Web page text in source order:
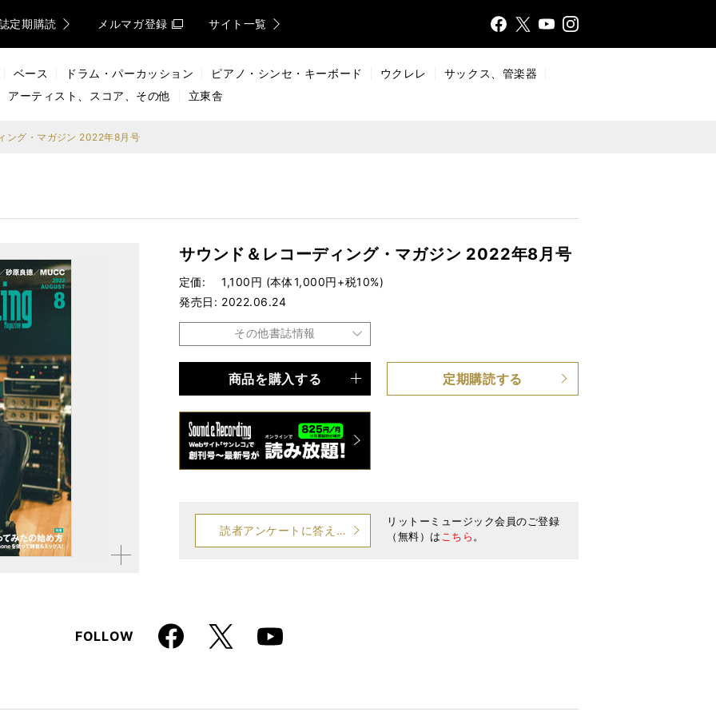
定期購読 メルマガ登録 サイト一覧
FaceX
YouTInsta
ベース ドラム・パーカッション ピアノ・シンセ・キーボード ウクレレ
サックス、管楽器
アーティスト、スコア、その他
立東舎
ング・マガジン 2022年8月号
拡大す
サウンド＆レコーディング・マガジン 2022年8月号
定価
1,100円 (本体1,000円+税10%)
発売日
2022.06.24
その他書誌情報
雑誌
仕様 B5変形判
商品を購入する 定期購読する
読者アンケートに答える
リットーミュージック会員のご登録
（無料）はこちら。
FOLLOWFaceboo
k
X Youtube